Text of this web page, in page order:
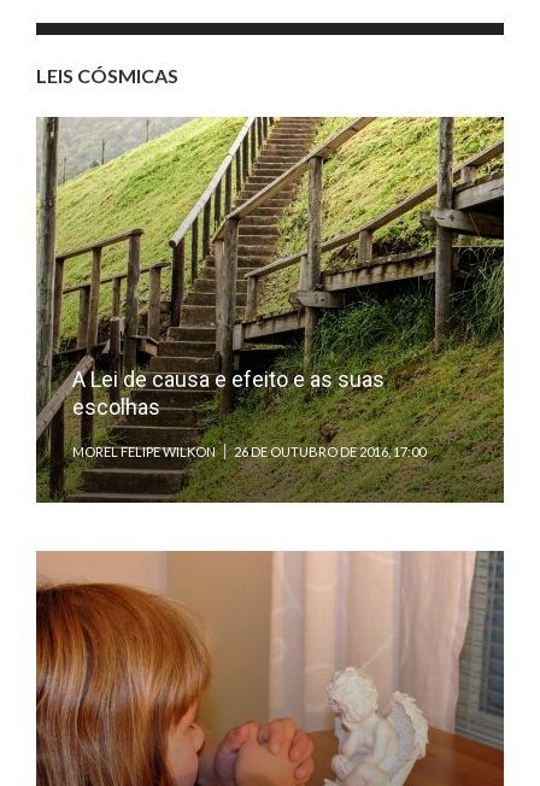
LEIS CÓSMICAS
A Lei de causa e efeito e as suas
escolhas
MOREL FELIPE WILKON 26 DE OUTUBRO DE 2016, 17:00